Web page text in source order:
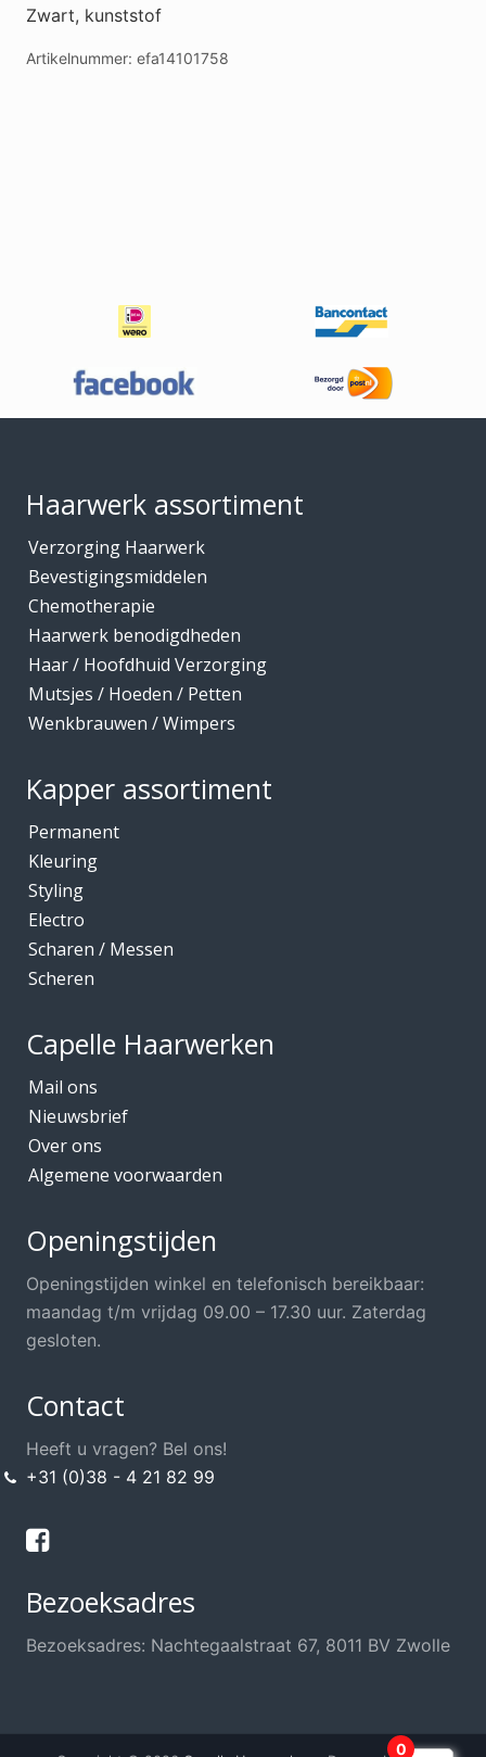
Zwart, kunststof
Artikelnummer: efa14101758
Haarwerk assortiment
Verzorging Haarwerk
Bevestigingsmiddelen
Chemotherapie
Haarwerk benodigdheden
Haar / Hoofdhuid Verzorging
Mutsjes / Hoeden / Petten
Wenkbrauwen / Wimpers
Kapper assortiment
Permanent
Kleuring
Styling
Electro
Scharen / Messen
Scheren
Capelle Haarwerken
Mail ons
Nieuwsbrief
Over ons
Algemene voorwaarden
Openingstijden
Openingstijden winkel en telefonisch bereikbaar:
maandag t/m vrijdag 09.00 – 17.30 uur. Zaterdag
gesloten.
Contact
Heeft u vragen? Bel ons!
+31 (0)38 - 4 21 82 99
Bezoeksadres
Bezoeksadres: Nachtegaalstraat 67, 8011 BV Zwolle
0